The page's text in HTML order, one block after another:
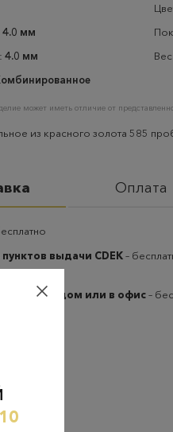
4.0 мм
4.0 мм
может иметь отличие от
из красного золота 585
Оплата
выдачи CDEK–
на дом или в офис–